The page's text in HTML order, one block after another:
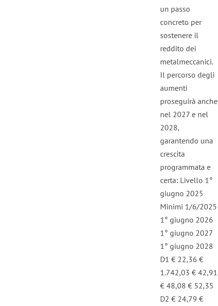
un passo
concreto per
sostenere il
reddito dei
metalmeccanici.
Il percorso degli
aumenti
proseguirà anche
nel 2027 e nel
2028,
garantendo una
crescita
programmata e
certa: Livello 1°
giugno 2025
Minimi 1/6/2025
1° giugno 2026
1° giugno 2027
1° giugno 2028
D1 € 22,36 €
1.742,03 € 42,91
€ 48,08 € 52,35
D2 € 24,79 €